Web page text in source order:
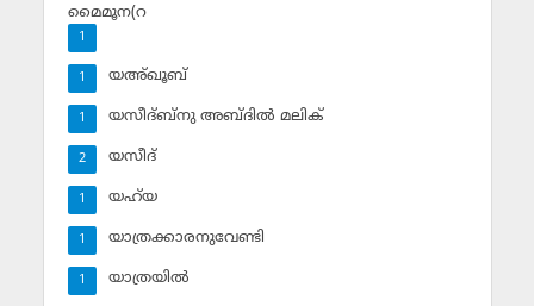
മൈമൂന(റ
1
യഅ്ഖൂബ്‌
1
യസീദ്ബ്‌നു അബ്ദില്‍ മലിക്‌
1
യസീദ്‌
2
യഹ്‌യ
1
യാത്രക്കാരനുവേണ്ടി
1
യാത്രയില്‍
1